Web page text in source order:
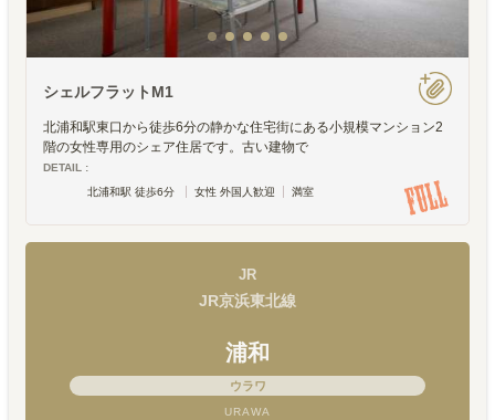
シェルフラットM1
北浦和駅東口から徒歩6分の静かな住宅街にある小規模マンション2
階の女性専用のシェア住居です。古い建物で
DETAIL :
北浦和駅 徒歩6分
女性 外国人歓迎 満室
JR
JR京浜東北線
浦和
ウラワ
URAWA